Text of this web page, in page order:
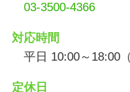
03-3500-4366
対応時間
平日 10:00～18:00
定休日